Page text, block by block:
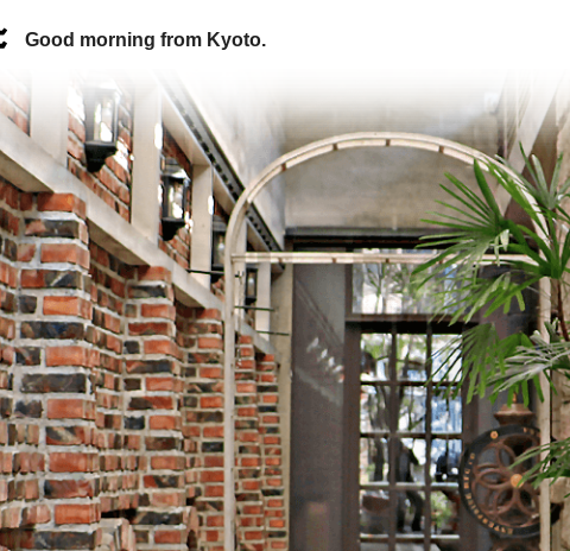
Good morning from Kyoto.